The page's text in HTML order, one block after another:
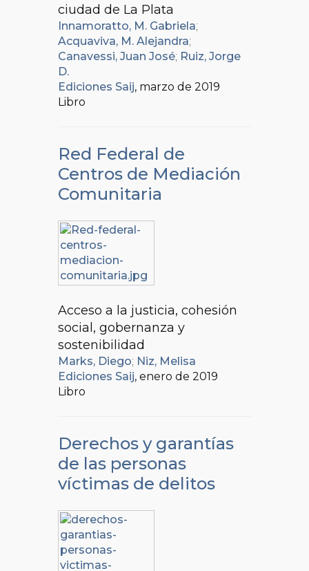
ciudad de La Plata
Innamoratto, M. Gabriela;
Acquaviva, M. Alejandra;
Canavessi, Juan José; Ruiz, Jorge
D.
Ediciones Saij, marzo de 2019
Libro
Red Federal de
Centros de Mediación
Comunitaria
Acceso a la justicia, cohesión
social, gobernanza y
sostenibilidad
Marks, Diego; Niz, Melisa
Ediciones Saij, enero de 2019
Libro
Derechos y garantías
de las personas
víctimas de delitos